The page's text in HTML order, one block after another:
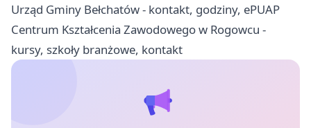
Urząd Gminy Bełchatów - kontakt, godziny, ePUAP
Centrum Kształcenia Zawodowego w Rogowcu -
kursy, szkoły branżowe, kontakt